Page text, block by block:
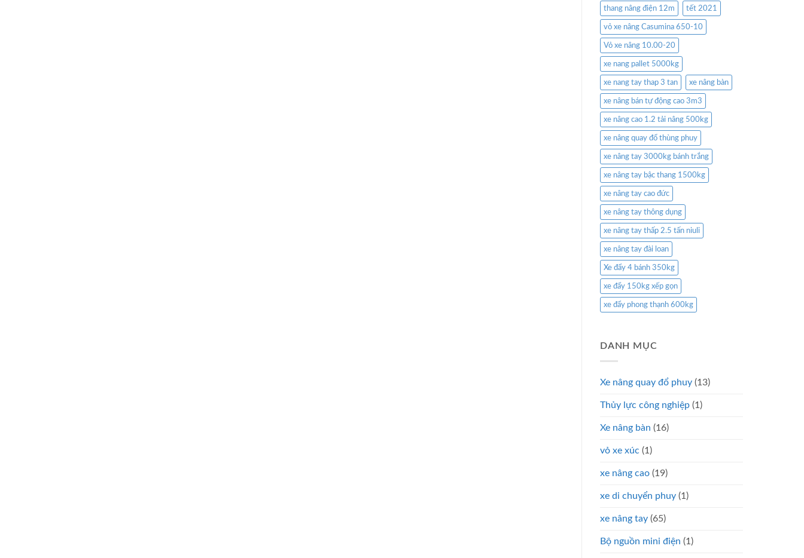
thang nâng điện 12m tết 2021
vỏ xe nâng Casumina 650-10
Vỏ xe nâng 10.00-20
xe nang pallet 5000kg
xe nang tay thap 3 tan xe nâng bàn
xe nâng bán tự động cao 3m3
xe nâng cao 1.2 tải nâng 500kg
xe nâng quay đổ thùng phuy
xe nâng tay 3000kg bánh trắng
xe nâng tay bậc thang 1500kg
xe nâng tay cao đức
xe nâng tay thông dụng
xe nâng tay thấp 2.5 tấn niuli
xe nâng tay đài loan
Xe đẩy 4 bánh 350kg
xe đẩy 150kg xếp gọn
xe đẩy phong thạnh 600kg
DANH MỤC
Xe nâng quay đổ phuy (13)
Thủy lực công nghiệp (1)
Xe nâng bàn (16)
vỏ xe xúc (1)
xe nâng cao (19)
xe di chuyển phuy (1)
xe nâng tay (65)
Bộ nguồn mini điện (1)